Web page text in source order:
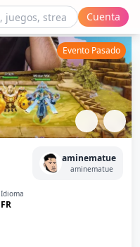
Cuenta
Evento Pasado
aminematue
aminematue
Idioma
FR